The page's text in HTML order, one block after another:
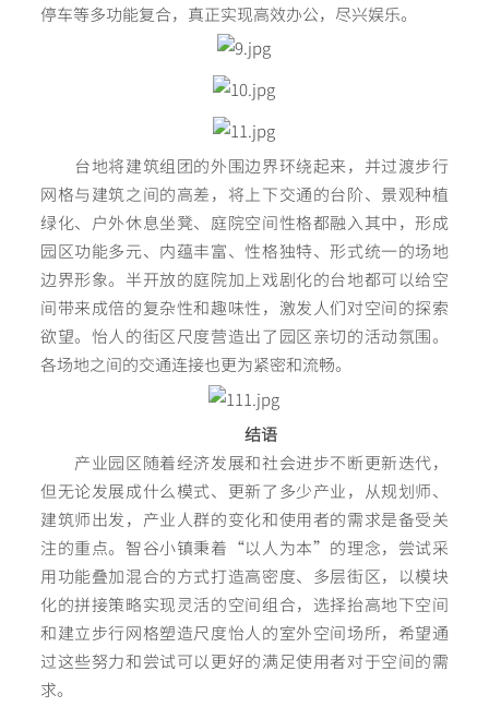
停车等多功能复合，真正实现高效办公，尽兴娱乐。
台地将建筑组团的外围边界环绕起来，并过渡步行
网格与建筑之间的高差，将上下交通的台阶、景观种植
绿化、户外休息坐凳、庭院空间性格都融入其中，形成
园区功能多元、内蕴丰富、性格独特、形式统一的场地
边界形象。半开放的庭院加上戏剧化的台地都可以给空
间带来成倍的复杂性和趣味性，激发人们对空间的探索
欲望。怡人的街区尺度营造出了园区亲切的活动氛围。
各场地之间的交通连接也更为紧密和流畅。
结语
产业园区随着经济发展和社会进步不断更新迭代，
但无论发展成什么模式、更新了多少产业，从规划师、
建筑师出发，产业人群的变化和使用者的需求是备受关
注的重点。智谷小镇秉着“以人为本”的理念，尝试采
用功能叠加混合的方式打造高密度、多层街区，以模块
化的拼接策略实现灵活的空间组合，选择抬高地下空间
和建立步行网格塑造尺度怡人的室外空间场所，希望通
过这些努力和尝试可以更好的满足使用者对于空间的需
求。